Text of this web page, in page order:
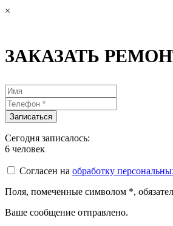
×
ЗАКАЗАТЬ
Сегодня записалось:
6 человек
Согласен на обработку
Поля, помеченные символом *,
Ваше сообщение отправлено.